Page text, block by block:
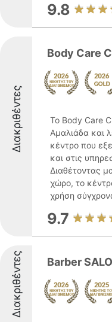
9.8
Διακριθέντες
Body Care
Το Body Care
Αμαλιάδα και
κέντρο που
και στις
Διαθέτοντας
χώρο, το
χρήση
9.7
Διακριθέντες Barber